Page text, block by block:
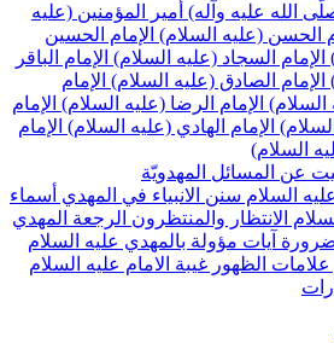
الله عليه وآله) أمير المؤمنين (عليه
الحسن (عليه السلام) الإمام الحسين
الإمام السجاد (عليه السلام) الإمام الباقر
الإمام الصادق (عليه السلام) الإمام
السلام) الإمام الرضا (عليه السلام) الإمام
الإمام الهادي (عليه السلام) الإمام
السلام)
عن المسائل المهدويّة
السلام سنن الانبياء في المهدي أسماء
الانتظار والمنتظرون الرجعة المهدي
ضرورة آيات مؤولة بالمهدي عليه السلام
علامات الظهور غيبة الامام عليه السلام